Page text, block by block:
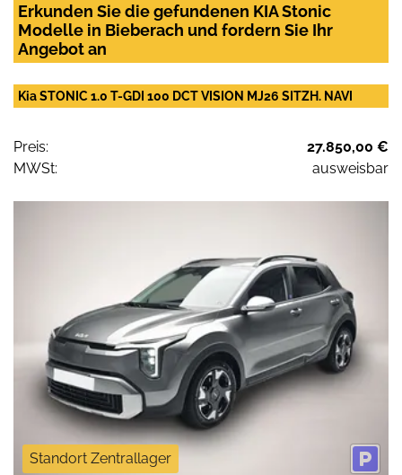
Erkunden Sie die gefundenen KIA Stonic
Modelle in Bieberach und fordern Sie Ihr
Angebot an
Kia STONIC 1.0 T-GDI 100 DCT VISION MJ26 SITZH. NAVI
Preis:
27.850,00 €
MWSt:
ausweisbar
Standort Zentrallager